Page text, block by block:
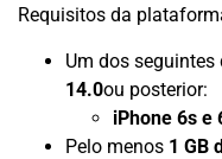
Requisitos da
Um dos
14.0ou posterior:
iPhone 6s e
Pelo menos 1 GB